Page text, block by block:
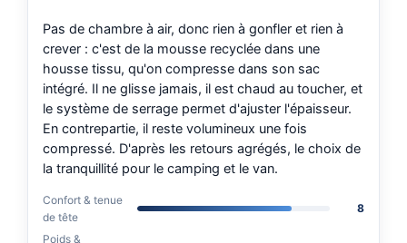
Pas de chambre à air, donc rien à gonfler et rien à
crever : c'est de la mousse recyclée dans une
housse tissu, qu'on compresse dans son sac
intégré. Il ne glisse jamais, il est chaud au toucher, et
le système de serrage permet d'ajuster l'épaisseur.
En contrepartie, il reste volumineux une fois
compressé. D'après les retours agrégés, le choix de
la tranquillité pour le camping et le van.
Confort & tenue
de tête
8
Poids &